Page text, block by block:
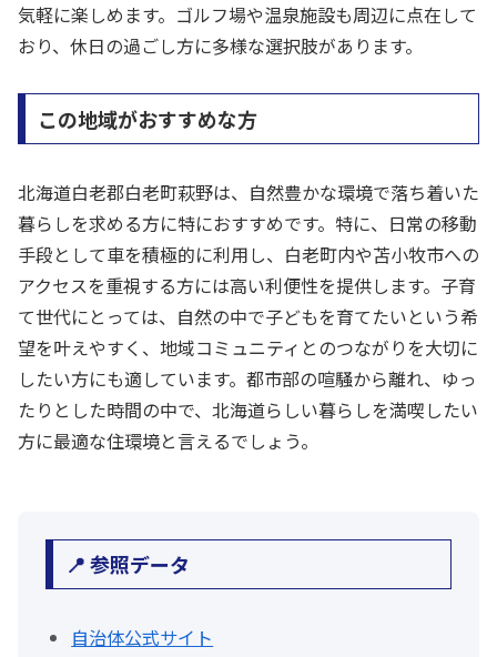
気軽に楽しめます。ゴルフ場や温泉施設も周辺に点在して
おり、休日の過ごし方に多様な選択肢があります。
この地域がおすすめな方
北海道白老郡白老町萩野は、自然豊かな環境で落ち着いた
暮らしを求める方に特におすすめです。特に、日常の移動
手段として車を積極的に利用し、白老町内や苫小牧市への
アクセスを重視する方には高い利便性を提供します。子育
て世代にとっては、自然の中で子どもを育てたいという希
望を叶えやすく、地域コミュニティとのつながりを大切に
したい方にも適しています。都市部の喧騒から離れ、ゆっ
たりとした時間の中で、北海道らしい暮らしを満喫したい
方に最適な住環境と言えるでしょう。
📍 参照データ
自治体公式サイト